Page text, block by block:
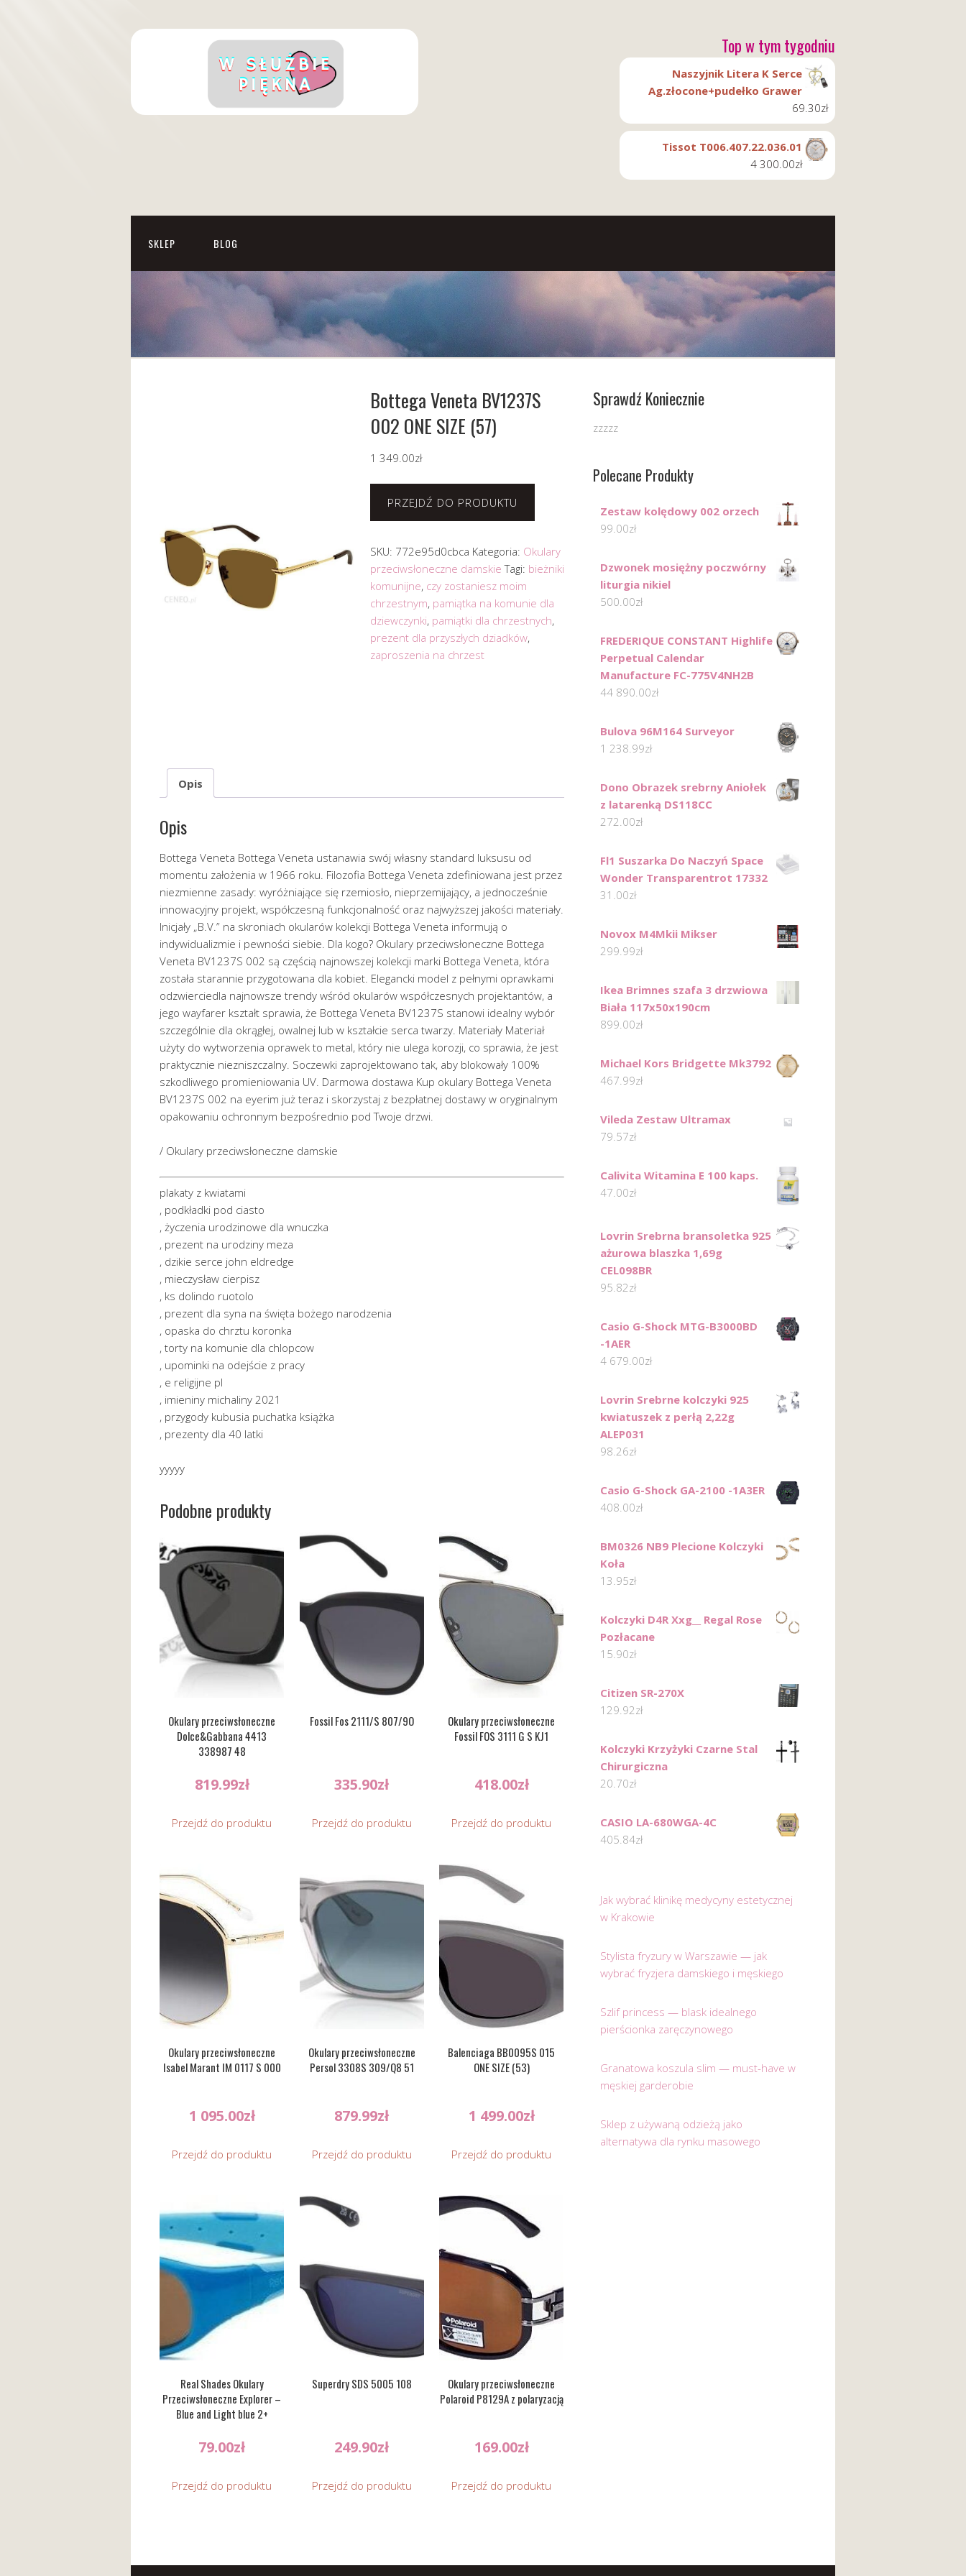
Top w tym tygodniu
Naszyjnik Litera K Serce
Ag.złocone+pudełko Grawer
69.30zł
Tissot T006.407.22.036.01
4 300.00zł
SKLEP BLOG
Bottega Veneta BV1237S
002 ONE SIZE (57)
1 349.00zł
PRZEJDŹ DO PRODUKTU
SKU: 772e95d0cbca Kategoria: Okulary
przeciwsłoneczne damskie Tagi: bieżniki
komunijne, czy zostaniesz moim
chrzestnym, pamiątka na komunie dla
dziewczynki, pamiątki dla chrzestnych,
prezent dla przyszłych dziadków,
zaproszenia na chrzest
Opis
Opis
Bottega Veneta Bottega Veneta ustanawia swój własny standard luksusu od
momentu założenia w 1966 roku. Filozofia Bottega Veneta zdefiniowana jest przez
niezmienne zasady: wyróżniające się rzemiosło, nieprzemijający, a jednocześnie
innowacyjny projekt, współczesną funkcjonalność oraz najwyższej jakości materiały.
Inicjały „B.V.” na skroniach okularów kolekcji Bottega Veneta informują o
indywidualizmie i pewności siebie. Dla kogo? Okulary przeciwsłoneczne Bottega
Veneta BV1237S 002 są częścią najnowszej kolekcji marki Bottega Veneta, która
została starannie przygotowana dla kobiet. Elegancki model z pełnymi oprawkami
odzwierciedla najnowsze trendy wśród okularów współczesnych projektantów, a
jego wayfarer kształt sprawia, że Bottega Veneta BV1237S stanowi idealny wybór
szczególnie dla okrągłej, owalnej lub w kształcie serca twarzy. Materiały Materiał
użyty do wytworzenia oprawek to metal, który nie ulega korozji, co sprawia, że jest
praktycznie niezniszczalny. Soczewki zaprojektowano tak, aby blokowały 100%
szkodliwego promieniowania UV. Darmowa dostawa Kup okulary Bottega Veneta
BV1237S 002 na eyerim już teraz i skorzystaj z bezpłatnej dostawy w oryginalnym
opakowaniu ochronnym bezpośrednio pod Twoje drzwi.
/ Okulary przeciwsłoneczne damskie
plakaty z kwiatami
, podkładki pod ciasto
, życzenia urodzinowe dla wnuczka
, prezent na urodziny meza
, dzikie serce john eldredge
, mieczysław cierpisz
, ks dolindo ruotolo
, prezent dla syna na święta bożego narodzenia
, opaska do chrztu koronka
, torty na komunie dla chlopcow
, upominki na odejście z pracy
, e religijne pl
, imieniny michaliny 2021
, przygody kubusia puchatka książka
, prezenty dla 40 latki
yyyyy
Podobne produkty
Okulary przeciwsłoneczne
Dolce&Gabbana 4413
338987 48
819.99zł
Przejdź do produktu
Fossil Fos 2111/S 807/9O
335.90zł
Przejdź do produktu
Okulary przeciwsłoneczne
Fossil FOS 3111 G S KJ1
418.00zł
Przejdź do produktu
Okulary przeciwsłoneczne
Isabel Marant IM 0117 S 000
1 095.00zł
Przejdź do produktu
Okulary przeciwsłoneczne
Persol 3308S 309/Q8 51
879.99zł
Przejdź do produktu
Balenciaga BB0095S 015
ONE SIZE (53)
1 499.00zł
Przejdź do produktu
Real Shades Okulary
Przeciwsłoneczne Explorer –
Blue and Light blue 2+
79.00zł
Przejdź do produktu
Superdry SDS 5005 108
249.90zł
Przejdź do produktu
Okulary przeciwsłoneczne
Polaroid P8129A z polaryzacją
169.00zł
Przejdź do produktu
Sprawdź Koniecznie
zzzzz
Polecane Produkty
Zestaw kolędowy 002 orzech
99.00zł
Dzwonek mosiężny poczwórny
liturgia nikiel
500.00zł
FREDERIQUE CONSTANT Highlife
Perpetual Calendar
Manufacture FC-775V4NH2B
44 890.00zł
Bulova 96M164 Surveyor
1 238.99zł
Dono Obrazek srebrny Aniołek
z latarenką DS118CC
272.00zł
Fl1 Suszarka Do Naczyń Space
Wonder Transparentrot 17332
31.00zł
Novox M4Mkii Mikser
299.99zł
Ikea Brimnes szafa 3 drzwiowa
Biała 117x50x190cm
899.00zł
Michael Kors Bridgette Mk3792
467.99zł
Vileda Zestaw Ultramax
79.57zł
Calivita Witamina E 100 kaps.
47.00zł
Lovrin Srebrna bransoletka 925
ażurowa blaszka 1,69g
CEL098BR
95.82zł
Casio G-Shock MTG-B3000BD
-1AER
4 679.00zł
Lovrin Srebrne kolczyki 925
kwiatuszek z perłą 2,22g
ALEP031
98.26zł
Casio G-Shock GA-2100 -1A3ER
408.00zł
BM0326 NB9 Plecione Kolczyki
Koła
13.95zł
Kolczyki D4R Xxg__ Regal Rose
Pozłacane
15.90zł
Citizen SR-270X
129.92zł
Kolczyki Krzyżyki Czarne Stal
Chirurgiczna
20.70zł
CASIO LA-680WGA-4C
405.84zł
Jak wybrać klinikę medycyny estetycznej
w Krakowie
Stylista fryzury w Warszawie — jak
wybrać fryzjera damskiego i męskiego
Szlif princess — blask idealnego
pierścionka zaręczynowego
Granatowa koszula slim — must-have w
męskiej garderobie
Sklep z używaną odzieżą jako
alternatywa dla rynku masowego